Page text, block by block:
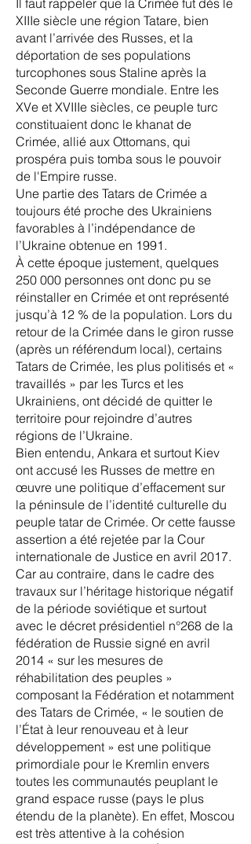
Il faut rappeler que la Crimée fut dès le
XIIIe siècle une région Tatare, bien
avant l’arrivée des Russes, et la
déportation de ses populations
turcophones sous Staline après la
Seconde Guerre mondiale. Entre les
XVe et XVIIIe siècles, ce peuple turc
constituaient donc le khanat de
Crimée, allié aux Ottomans, qui
prospéra puis tomba sous le pouvoir
de l'Empire russe.
Une partie des Tatars de Crimée a
toujours été proche des Ukrainiens
favorables à l’indépendance de
l’Ukraine obtenue en 1991.
À cette époque justement, quelques
250 000 personnes ont donc pu se
réinstaller en Crimée et ont représenté
jusqu’à 12 % de la population. Lors du
retour de la Crimée dans le giron russe
(après un référendum local), certains
Tatars de Crimée, les plus politisés et «
travaillés » par les Turcs et les
Ukrainiens, ont décidé de quitter le
territoire pour rejoindre d’autres
régions de l’Ukraine.
Bien entendu, Ankara et surtout Kiev
ont accusé les Russes de mettre en
œuvre une politique d’effacement sur
la péninsule de l’identité culturelle du
peuple tatar de Crimée. Or cette fausse
assertion a été rejetée par la Cour
internationale de Justice en avril 2017.
Car au contraire, dans le cadre des
travaux sur l’héritage historique négatif
de la période soviétique et surtout
avec le décret présidentiel n°268 de la
fédération de Russie signé en avril
2014 « sur les mesures de
réhabilitation des peuples »
composant la Fédération et notamment
des Tatars de Crimée, « le soutien de
l’État à leur renouveau et à leur
développement » est une politique
primordiale pour le Kremlin envers
toutes les communautés peuplant le
grand espace russe (pays le plus
étendu de la planète). En effet, Moscou
est très attentive à la cohésion